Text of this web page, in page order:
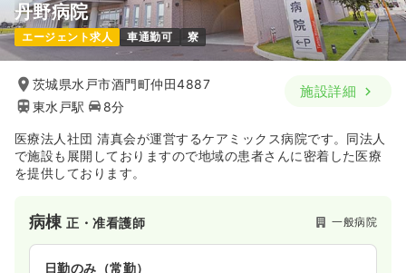
丹野病院
エージェント求人 車通勤可 寮
茨城県水戸市酒門町仲田4887
東水戸駅
8分
施設詳細
医療法人社団 清真会が運営するケアミックス病院です。同法人
で施設も展開しておりますので地域の患者さんに密着した医療
を提供しております。
病棟正・准看護師 一般病院
日勤のみ（常勤）